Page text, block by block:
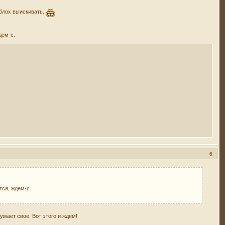
выискивать.
с.
6
ждем-с.
свое. Вот этого и ждем!